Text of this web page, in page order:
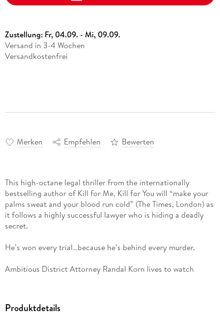
Zustellung: Fr, 04.09. - Mi, 09.09.
Versand in 3-4 Wochen
Versandkostenfrei
Merken Empfehlen Bewerten
This high-octane legal thriller from the internationally
bestselling author of Kill for Me, Kill for You will “make your
palms sweat and your blood run cold” (The Times, London) as
it follows a highly successful lawyer who is hiding a deadly
secret.
He’s won every trial…because he’s behind every murder.
Ambitious District Attorney Randal Korn lives to watch
the murder of young girl. Korn has already fixed things to
Produktdetails